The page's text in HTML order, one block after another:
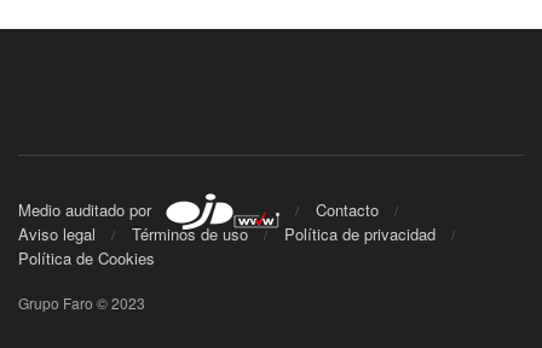
Medio auditado por
Contacto
Aviso legal
Términos de uso
Política de privacidad
Política de Cookies
Grupo Faro © 2023